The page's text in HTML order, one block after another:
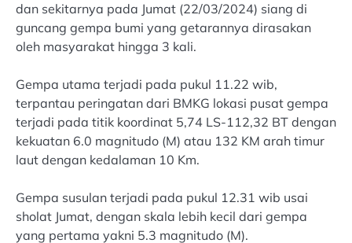
dan sekitarnya pada Jumat (22/03/2024) siang di
guncang gempa bumi yang getarannya dirasakan
oleh masyarakat hingga 3 kali.
Gempa utama terjadi pada pukul 11.22 wib,
terpantau peringatan dari BMKG lokasi pusat gempa
terjadi pada titik koordinat 5,74 LS-112,32 BT dengan
kekuatan 6.0 magnitudo (M) atau 132 KM arah timur
laut dengan kedalaman 10 Km.
Gempa susulan terjadi pada pukul 12.31 wib usai
sholat Jumat, dengan skala lebih kecil dari gempa
yang pertama yakni 5.3 magnitudo (M).